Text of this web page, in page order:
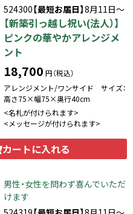
524300【最短お届日】8月11日～
【新築引っ越し祝い(法人）】
ピンクの華やかアレンジメ
ント
18,700 円（税込）
アレンジメント/ワンサイド サイズ：
高さ75×幅75×奥行40cm
<名札が付けられます>
<メッセージが付けられます>
カートに入れる
男性・女性を問わず喜んでいただ
けます